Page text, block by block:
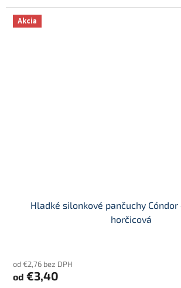
Akcia
Hladké silonkové pančuchy Cóndor
horčicová
od €2,76 bez DPH
od €3,40